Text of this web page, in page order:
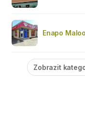
Enapo
Zobrazit